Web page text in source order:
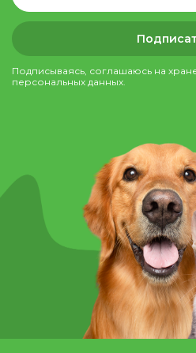
Подписываясь, соглашаюсь на
персональных данных.